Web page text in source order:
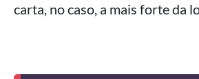
carta, no caso, a mais forte da